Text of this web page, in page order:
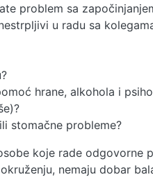
problem sa
u radu sa
hrane, alkohola i
stomačne probleme?
koje rade odgovorne
nemaju dobar